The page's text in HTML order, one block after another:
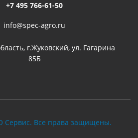
+7 495 766-61-50
info@spec-agro.ru
г.Жуковский, ул. Гагарина
85Б
Сервис. Все права защищены.